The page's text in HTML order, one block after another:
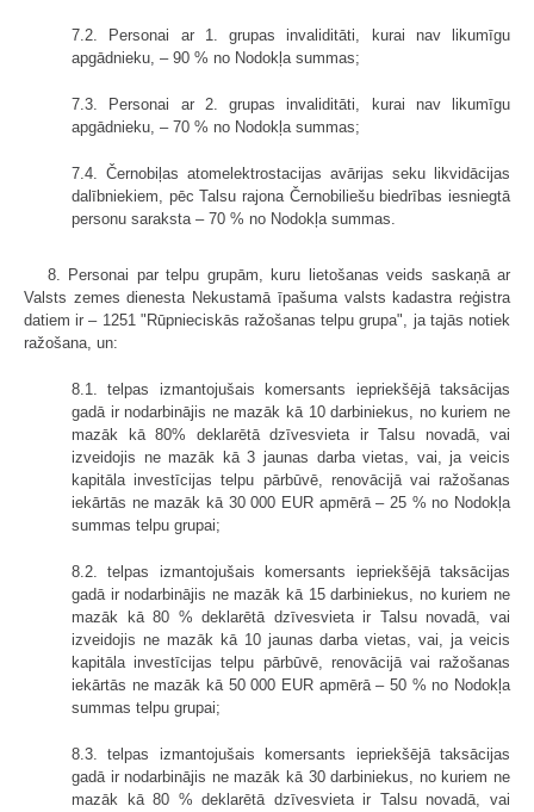
7.2. Personai ar 1. grupas invaliditāti, kurai nav likumīgu
apgādnieku, – 90 % no Nodokļa summas;
7.3. Personai ar 2. grupas invaliditāti, kurai nav likumīgu
apgādnieku, – 70 % no Nodokļa summas;
7.4. Černobiļas atomelektrostacijas avārijas seku likvidācijas
dalībniekiem, pēc Talsu rajona Černobiliešu biedrības iesniegtā
personu saraksta – 70 % no Nodokļa summas.
8. Personai par telpu grupām, kuru lietošanas veids saskaņā ar
Valsts zemes dienesta Nekustamā īpašuma valsts kadastra reģistra
datiem ir – 1251 "Rūpnieciskās ražošanas telpu grupa", ja tajās notiek
ražošana, un:
8.1. telpas izmantojušais komersants iepriekšējā taksācijas
gadā ir nodarbinājis ne mazāk kā 10 darbiniekus, no kuriem ne
mazāk kā 80% deklarētā dzīvesvieta ir Talsu novadā, vai
izveidojis ne mazāk kā 3 jaunas darba vietas, vai, ja veicis
kapitāla investīcijas telpu pārbūvē, renovācijā vai ražošanas
iekārtās ne mazāk kā 30 000 EUR apmērā – 25 % no Nodokļa
summas telpu grupai;
8.2. telpas izmantojušais komersants iepriekšējā taksācijas
gadā ir nodarbinājis ne mazāk kā 15 darbiniekus, no kuriem ne
mazāk kā 80 % deklarētā dzīvesvieta ir Talsu novadā, vai
izveidojis ne mazāk kā 10 jaunas darba vietas, vai, ja veicis
kapitāla investīcijas telpu pārbūvē, renovācijā vai ražošanas
iekārtās ne mazāk kā 50 000 EUR apmērā – 50 % no Nodokļa
summas telpu grupai;
8.3. telpas izmantojušais komersants iepriekšējā taksācijas
gadā ir nodarbinājis ne mazāk kā 30 darbiniekus, no kuriem ne
mazāk kā 80 % deklarētā dzīvesvieta ir Talsu novadā, vai